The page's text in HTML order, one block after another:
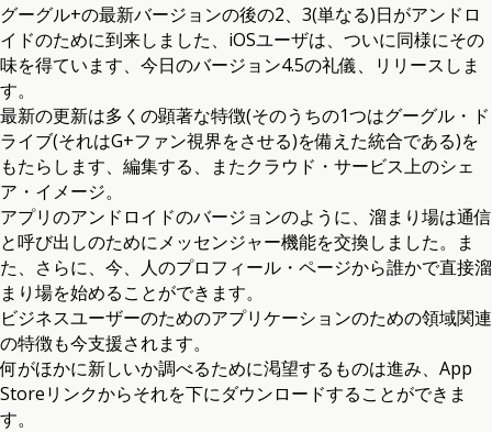
グーグル+の最新バージョンの後の2、3(単なる)日がアンドロ
イドのために到来しました、iOSユーザは、ついに同様にその
味を得ています、今日のバージョン4.5の礼儀、リリースしま
す。
最新の更新は多くの顕著な特徴(そのうちの1つはグーグル・ド
ライブ(それはG+ファン視界をさせる)を備えた統合である)を
もたらします、編集する、またクラウド・サービス上のシェ
ア・イメージ。
アプリのアンドロイドのバージョンのように、溜まり場は通信
と呼び出しのためにメッセンジャー機能を交換しました。ま
た、さらに、今、人のプロフィール・ページから誰かで直接溜
まり場を始めることができます。
ビジネスユーザーのためのアプリケーションのための領域関連
の特徴も今支援されます。
何がほかに新しいか調べるために渇望するものは進み、App
Storeリンクからそれを下にダウンロードすることができま
す。